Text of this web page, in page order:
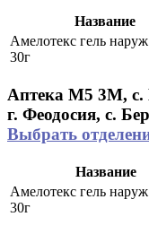
Название
Амелотекс гель
30г
Аптека М5 3М, с.
г. Феодосия, с.
Выбрать
Название
Амелотекс гель
30г